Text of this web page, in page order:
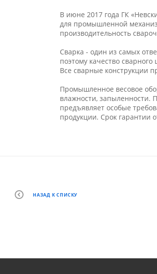
В июне 2017 года ГК
для промышленной
производительность
Сварка - один из самых
поэтому качество
Все сварные конструкции
Промышленное весовое
влажности, запыленности.
предъявляет особые
продукции. Срок гарантии
НАЗАД К СПИСКУ